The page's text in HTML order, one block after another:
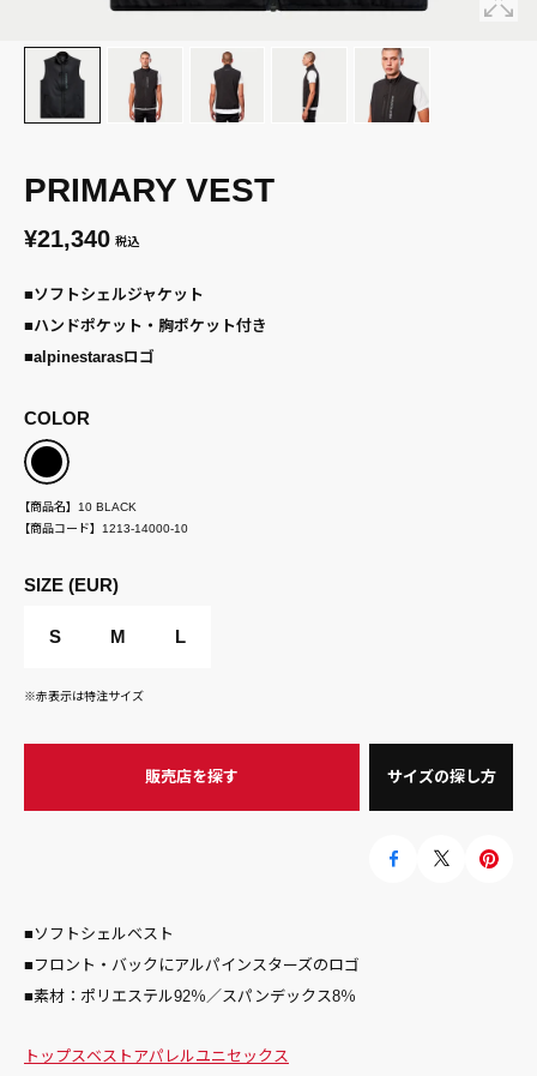
PRIMARY VEST
¥21,340 税込
■ソフトシェルジャケット
■ハンドポケット・胸ポケット付き
■alpinestarasロゴ
COLOR
【商品名】 10 BLACK
【商品コード】 1213-14000-10
SIZE (EUR)
S M L
※赤表示は特注サイズ
販売店を探す サイズの探し方
■ソフトシェルベスト
■フロント・バックにアルパインスターズのロゴ
■素材：ポリエステル92％／スパンデックス8％
トップス ベスト アパレルユニセックス